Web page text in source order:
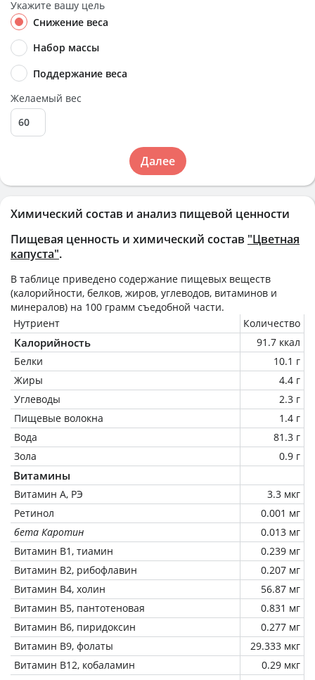
Химический состав и анализ пищевой ценности
Пищевая ценность и химический состав "Цветная
капуста".
В таблице приведено содержание пищевых веществ
(калорийности, белков, жиров, углеводов, витаминов и
минералов) на 100 грамм съедобной части.
Нутриент
Количество
Калорийность
91.7 ккал
Белки
10.1 г
Жиры
4.4 г
Углеводы
2.3 г
Пищевые волокна
1.4 г
Вода
81.3 г
Зола
0.9 г
Витамины
Витамин А, РЭ
3.3 мкг
Ретинол
0.001 мг
бета Каротин
0.013 мг
Витамин В1, тиамин
0.239 мг
Витамин В2, рибофлавин
0.207 мг
Витамин В4, холин
56.87 мг
Витамин В5, пантотеновая
0.831 мг
Витамин В6, пиридоксин
0.277 мг
Витамин В9, фолаты
29.333 мкг
Витамин В12, кобаламин
0.29 мкг
Укажите вашу цель
Снижение веса
Набор массы
Поддержание веса
Желаемый вес
Далее